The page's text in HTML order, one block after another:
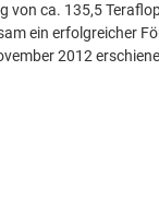
von ca. 135,5
ein erfolgreicher
2012